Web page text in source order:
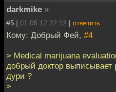
darkmike »
#5 | 01.05.12 22:12 | ответить
Кому: Добрый Фей, #4
> Medical marijuana
добрый доктор выписывает
дури ?
>